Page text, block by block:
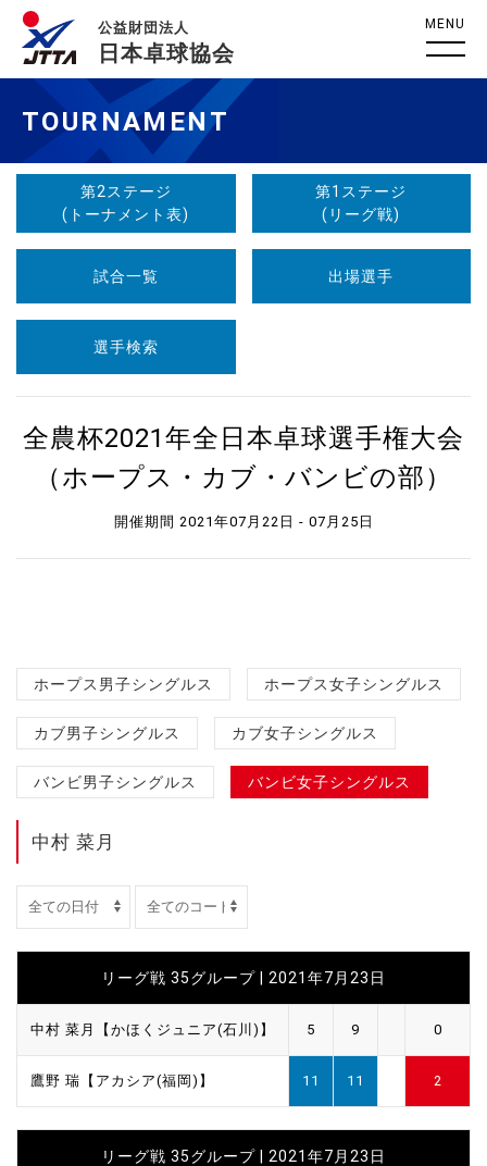
公益財団法人
日本卓球協会
MENU
TOURNAMENT
第2ステージ
(トーナメント表)
第1ステージ
(リーグ戦)
試合一覧 出場選手
選手検索
全農杯2021年全日本卓球選手権大会
（ホープス・カブ・バンビの部）
開催期間 2021年07月22日 - 07月25日
ホープス男子シングルス ホープス女子シングルス
カブ男子シングルス カブ女子シングルス
バンビ男子シングルス バンビ女子シングルス
中村 菜月
リーグ戦 35グループ | 2021年7月23日
中村 菜月【かほくジュニア(石川)】 5 9 0
鷹野 瑞【アカシア(福岡)】 11 11 2
リーグ戦 35グループ | 2021年7月23日